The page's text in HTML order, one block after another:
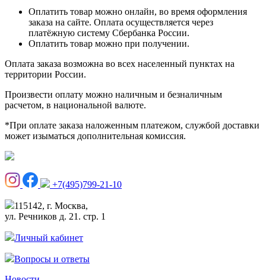
Оплатить товар можно онлайн, во время оформления
заказа на сайте. Оплата осуществляется через
платёжную систему Сбербанка России.
Оплатить товар можно при получении.
Оплата заказа возможна во всех населенный пунктах на
территории России.
Произвести оплату можно наличным и безналичным
расчетом, в национальной валюте.
*При оплате заказа наложенным платежом, службой доставки
может изыматься дополнительная комиссия.
+7(495)799-21-10
115142, г. Москва,
ул. Речников д. 21. стр. 1
Личный кабинет
Вопросы и ответы